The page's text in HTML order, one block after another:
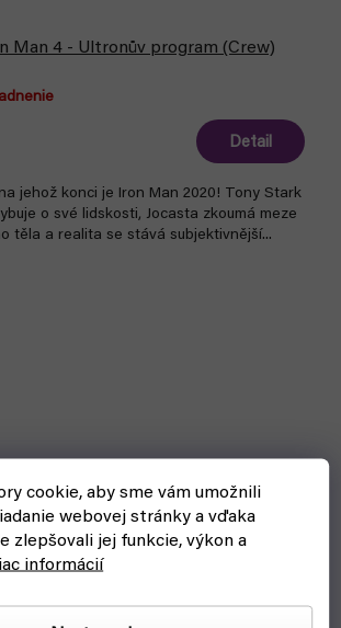
cookie, aby sme vám umožnili
webovej stránky a vďaka
zlepšovali jej funkcie, výkon a
informácií
Man 4 - Ultronův program (Crew)
Detail
jehož konci je Iron Man 2020! Tony Stark
o své lidskosti, Jocasta zkoumá meze
těla a realita se stává subjektivnější...